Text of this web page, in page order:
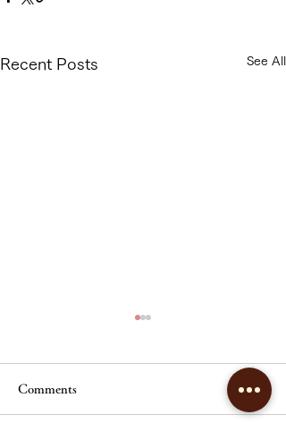
Recent Posts See All
Comments